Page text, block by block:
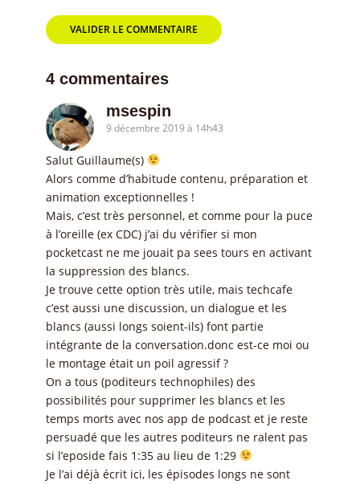
4 commentaires
msespin
9 décembre 2019 à 14h43
Salut Guillaume(s)
Alors comme d’habitude contenu, préparation et
animation exceptionnelles !
Mais, c’est très personnel, et comme pour la puce
à l’oreille (ex CDC) j’ai du vérifier si mon
pocketcast ne me jouait pa sees tours en activant
la suppression des blancs.
Je trouve cette option très utile, mais techcafe
c’est aussi une discussion, un dialogue et les
blancs (aussi longs soient-ils) font partie
intégrante de la conversation.donc est-ce moi ou
le montage était un poil agressif ?
On a tous (poditeurs technophiles) des
possibilités pour supprimer les blancs et les
temps morts avec nos app de podcast et je reste
persuadé que les autres poditeurs ne ralent pas
si l’eposide fais 1:35 au lieu de 1:29
Je l’ai déjà écrit ici, les épisodes longs ne sont